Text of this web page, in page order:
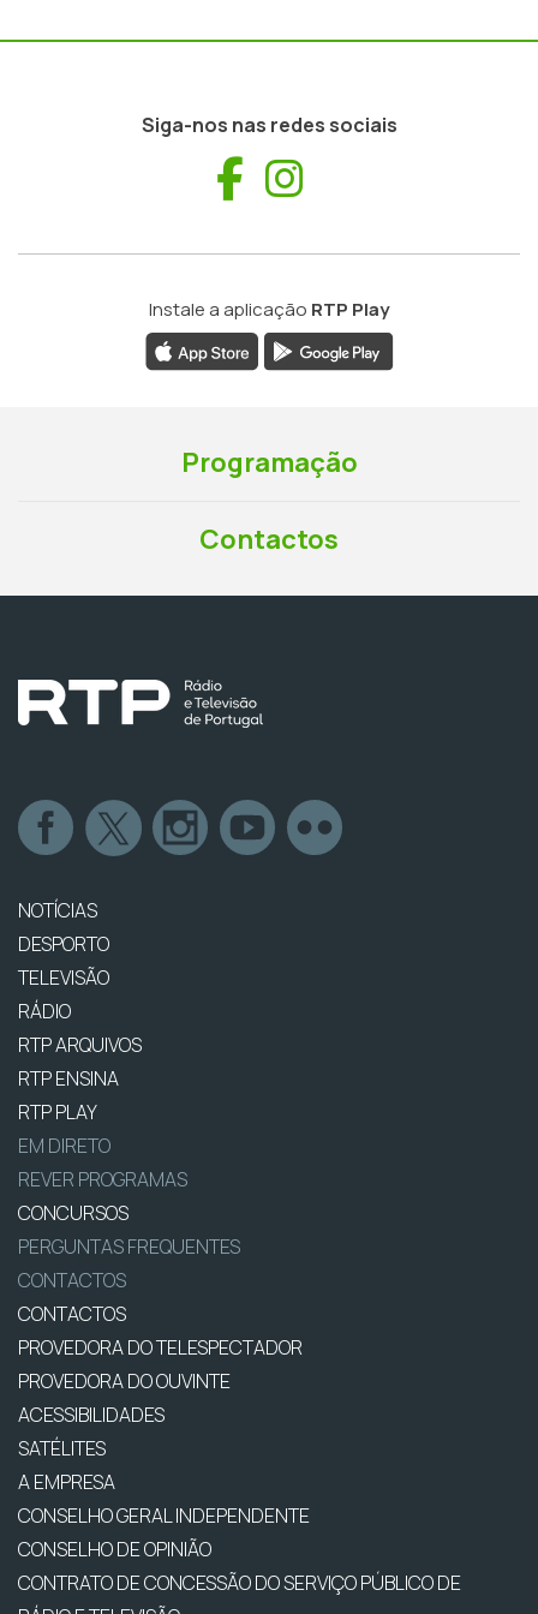
Siga-nos nas redes sociais
Facebook
Instale a aplicação RTP Play
Programação
Contactos
NOTÍCIAS
DESPORTO
TELEVISÃO
RÁDIO
RTP ARQUIVOS
RTP ENSINA
RTP PLAY
EM DIRETO
REVER PROGRAMAS
CONCURSOS
PERGUNTAS FREQUENTES
CONTACTOS
CONTACTOS
PROVEDORA DO TELESPECTADOR
PROVEDORA DO OUVINTE
ACESSIBILIDADES
SATÉLITES
A EMPRESA
CONSELHO GERAL INDEPENDENTE
CONSELHO DE OPINIÃO
CONTRATO DE CONCESSÃO DO SERVIÇO PÚBLICO DE